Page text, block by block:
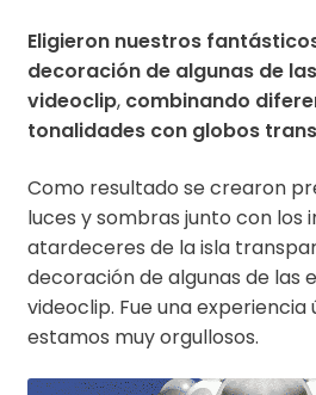
Eligieron nuestros
decoración de algunas de
videoclip, combinando
tonalidades con globos
Como resultado se crearon
luces y sombras junto con los
atardeceres de la isla
decoración de algunas de las
videoclip. Fue una experiencia
estamos muy orgullosos.